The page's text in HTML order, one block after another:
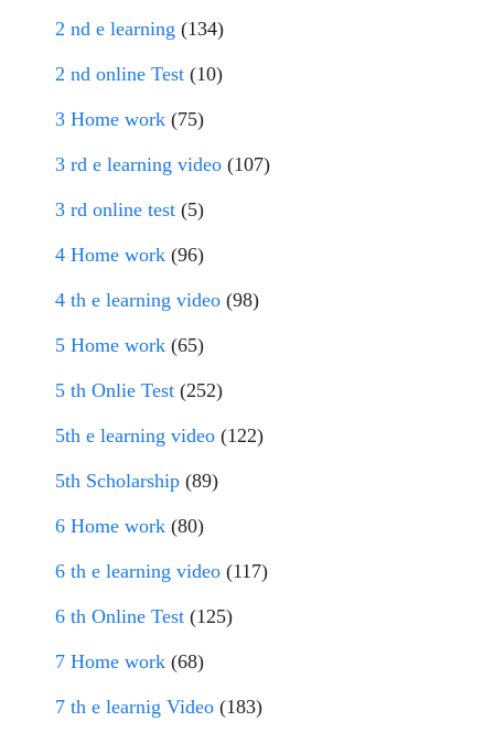
2 nd e learning (134)
2 nd online Test (10)
3 Home work (75)
3 rd e learning video (107)
3 rd online test (5)
4 Home work (96)
4 th e learning video (98)
5 Home work (65)
5 th Onlie Test (252)
5th e learning video (122)
5th Scholarship (89)
6 Home work (80)
6 th e learning video (117)
6 th Online Test (125)
7 Home work (68)
7 th e learnig Video (183)